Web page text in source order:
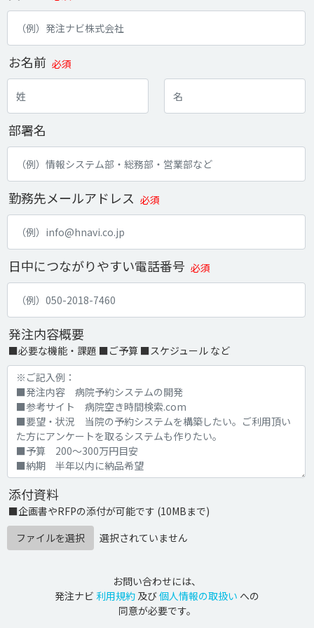
お名前 必須
部署名
勤務先メールアドレス 必須
日中につながりやすい電話番号 必須
発注内容概要
■必要な機能・課題 ■ご予算 ■スケジュール など
添付資料
■企画書やRFPの添付が可能です (10MBまで)
ファイルを選択
選択されていません
お問い合わせには、
発注ナビ 利用規約 及び個人情報の取扱い への
同意が必要です。